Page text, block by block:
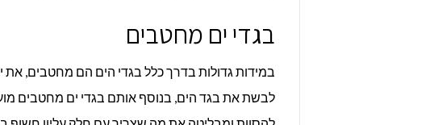
בגדי ים מחטבים
במידות גדולות בדרך כלל בגדי הים הם מחטבים, את
לבשת את בגד הים, בנוסף אותם בגדי ים מחטבים